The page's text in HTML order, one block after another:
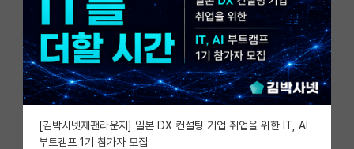
전체글보기
베스트 게시판
IF 명예의전당
자유 게시판(아무개랩)
미국 유학 게시판
[김박사넷재팬라운지] 일본 DX 컨설팅 기업 취업을 위한 IT, AI
부트캠프 1기 참가자 모집